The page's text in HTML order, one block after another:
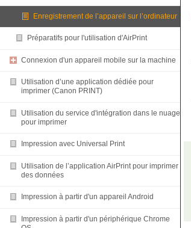
Enregistrement de l’appareil sur l’ordinateur
Préparatifs pour l'utilisation d'AirPrint
Connexion d'un appareil mobile sur la machine
Utilisation d’une application dédiée pour
imprimer (Canon PRINT)
Utilisation du service d'intégration dans le nuage
pour imprimer
Impression avec Universal Print
Utilisation de l’application AirPrint pour imprimer
des données
Impression à partir d'un appareil Android
Impression à partir d'un périphérique Chrome